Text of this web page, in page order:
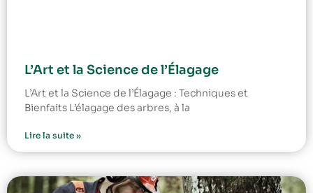
L’Art et la Science de l’Élagage
L’Art et la Science de l’Élagage : Techniques et
Bienfaits L’élagage des arbres, à la
Lire la suite »